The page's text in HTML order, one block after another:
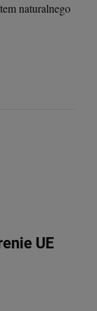
naturalnego
UE